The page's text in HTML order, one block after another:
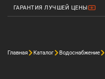
ГАРАНТИЯ ЛУЧШЕЙ ЦЕНЫ
Главная Каталог Водоснабжение